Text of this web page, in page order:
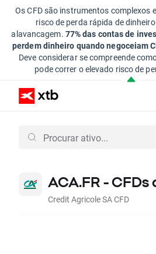
Os CFD são instrumentos complexos
risco de perda rápida de
alavancagem. 77% das contas de
perdem dinheiro quando negoceiam
Deve considerar se compreende
pode correr o elevado risco de
ACA.FR - CFDs
Credit Agricole SA CFD